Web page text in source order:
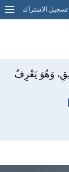
تسجيل الاشتراك
وَهُوَ يَعْرِفُ